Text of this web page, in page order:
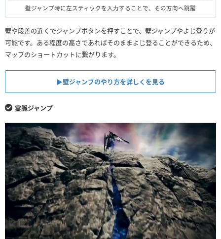
壁ジャンプ時に左スティックを入力することで、その方向へ跳躍
壁や段差の近くでジャンプボタンを押すことで、壁ジャンプやよじ登りが
可能です。ある程度の高さであればそのままよじ登ることができるため、
マップのショートカットに繋がります。
▶︎壁ジャンプのやり方を詳しくを見る
霊脈ジャンプ